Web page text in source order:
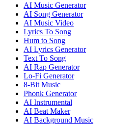
AI Music Generator
AI Song Generator
AI Music Video
Lyrics To Song
Hum to Song
AI Lyrics Generator
Text To Song
AI Rap Generator
Lo-Fi Generator
8-Bit Music
Phonk Generator
AI Instrumental
AI Beat Maker
AI Background Music